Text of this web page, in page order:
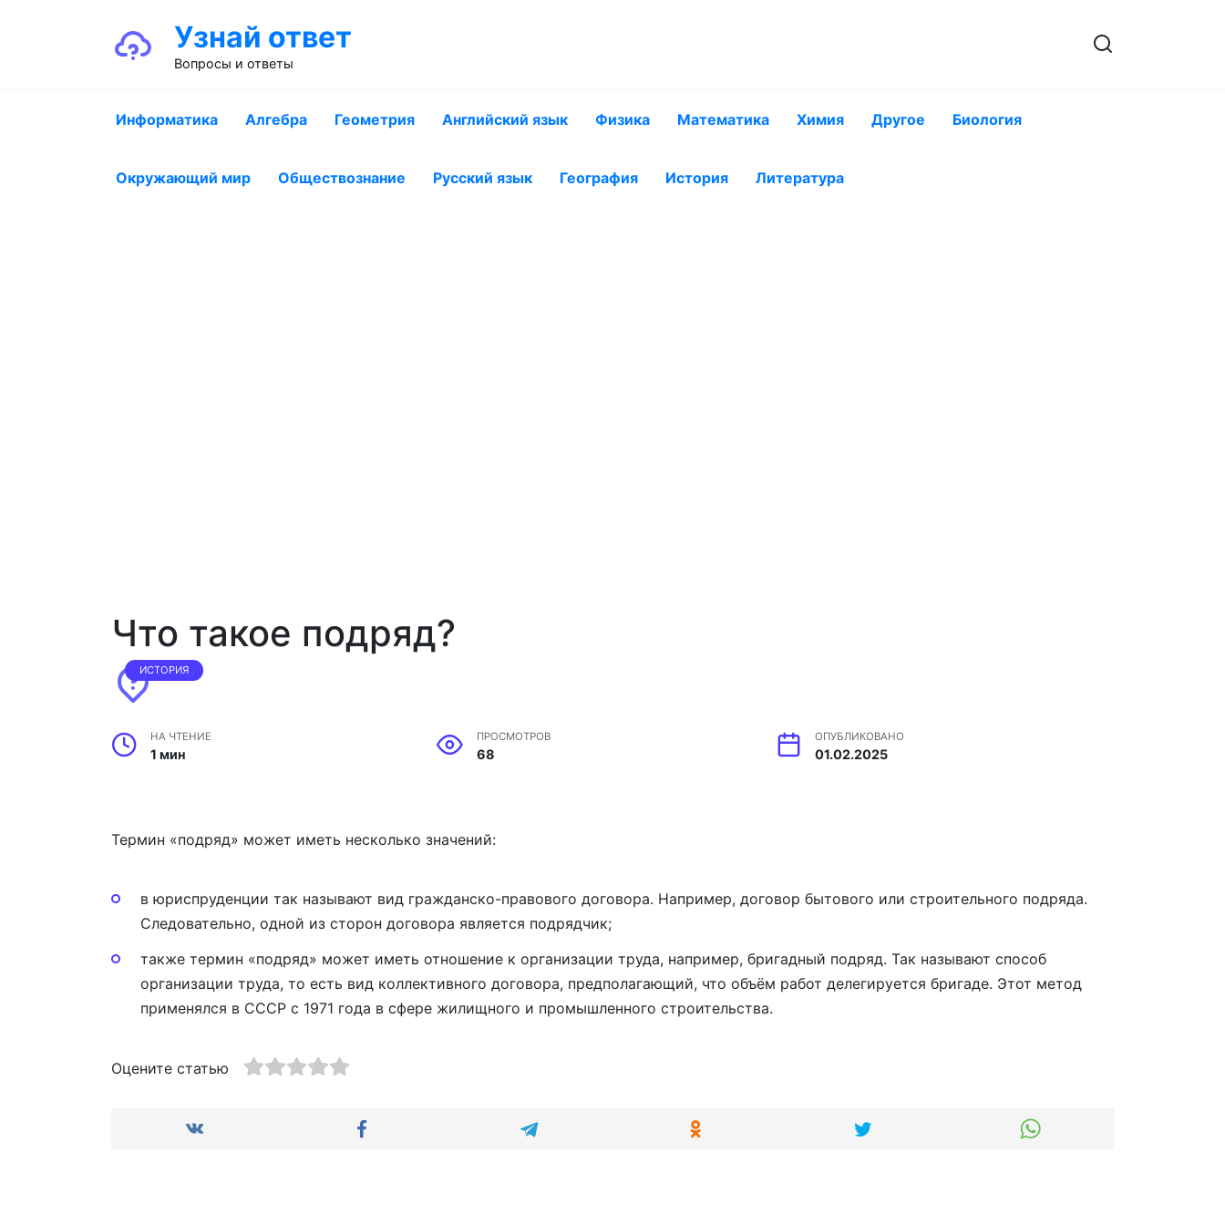
Узнай ответ
Вопросы и ответы
Информатика Алгебра Геометрия Английский язык Физика Математика Химия Другое Биология
Окружающий мир Обществознание Русский язык География История Литература
Что такое подряд?
ИСТОРИЯ
НА ЧТЕНИЕ
1 мин
ПРОСМОТРОВ
68
ОПУБЛИКОВАНО
01.02.2025
Термин «подряд» может иметь несколько значений:
в юриспруденции так называют вид гражданско-правового договора. Например, договор бытового или строительного подряда.
Следовательно, одной из сторон договора является подрядчик;
также термин «подряд» может иметь отношение к организации труда, например, бригадный подряд. Так называют способ
организации труда, то есть вид коллективного договора, предполагающий, что объём работ делегируется бригаде. Этот метод
применялся в СССР с 1971 года в сфере жилищного и промышленного строительства.
Оцените статью